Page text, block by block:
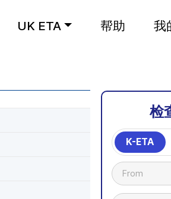
UK ETA 帮助 我
检
K-ETA
From